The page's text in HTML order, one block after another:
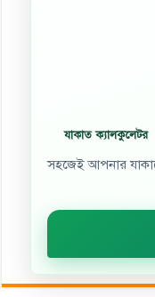
যাকাত ক্যালকুলেটর
সহজেই আপনার